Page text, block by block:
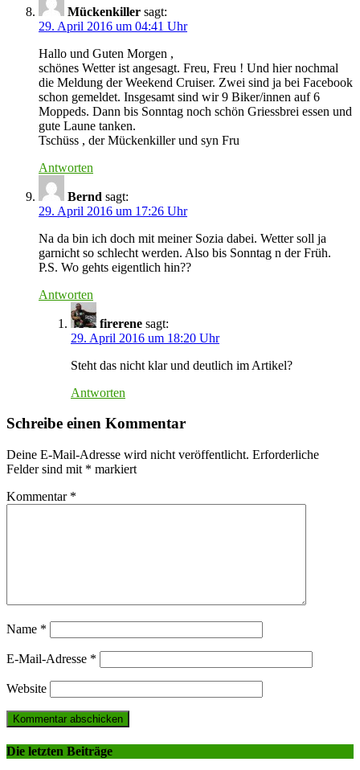
Mückenkiller sagt:
29. April 2016 um 04:41 Uhr
Hallo und Guten Morgen ,
schönes Wetter ist angesagt. Freu, Freu ! Und hier nochmal
die Meldung der Weekend Cruiser. Zwei sind ja bei Facebook
schon gemeldet. Insgesamt sind wir 9 Biker/innen auf 6
Moppeds. Dann bis Sonntag noch schön Griessbrei essen und
gute Laune tanken.
Tschüss , der Mückenkiller und syn Fru
Antworten
Bernd sagt:
29. April 2016 um 17:26 Uhr
Na da bin ich doch mit meiner Sozia dabei. Wetter soll ja
garnicht so schlecht werden. Also bis Sonntag n der Früh.
P.S. Wo gehts eigentlich hin??
Antworten
firerene sagt:
29. April 2016 um 18:20 Uhr
Steht das nicht klar und deutlich im Artikel?
Antworten
Schreibe einen Kommentar
Deine E-Mail-Adresse wird nicht veröffentlicht. Erforderliche
Felder sind mit * markiert
Kommentar *
Name *
E-Mail-Adresse *
Website
Die letzten Beiträge